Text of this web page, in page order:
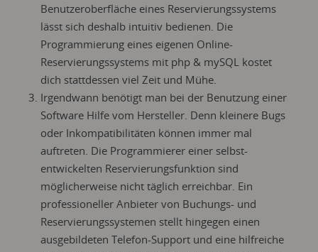
Benutzeroberfläche eines Reservierungssystems
lässt sich deshalb intuitiv bedienen. Die
Programmierung eines eigenen Online-
Reservierungssystems mit php & mySQL kostet
dich stattdessen viel Zeit und Mühe.
Irgendwann benötigt man bei der Benutzung einer
Software Hilfe vom Hersteller. Denn kleinere Bugs
oder Inkompatibilitäten können immer mal
auftreten. Die Programmierer einer selbst-
entwickelten Reservierungsfunktion sind
möglicherweise nicht täglich erreichbar. Ein
professioneller Anbieter von Buchungs- und
Reservierungssystemen stellt hingegen einen
ausgebildeten Telefon-Support und eine hilfreiche